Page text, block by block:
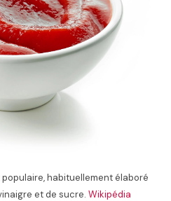
habituellement élaboré
et de sucre.Wikipédia